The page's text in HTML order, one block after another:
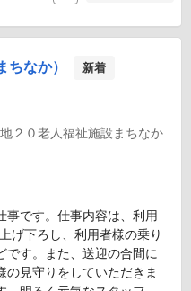
ちなか） 新着
２０老人福祉施設まちなか
事です。仕事内容は、利用
下ろし、利用者様の乗り
です。また、送迎の合間に
の見守りをしていただきま